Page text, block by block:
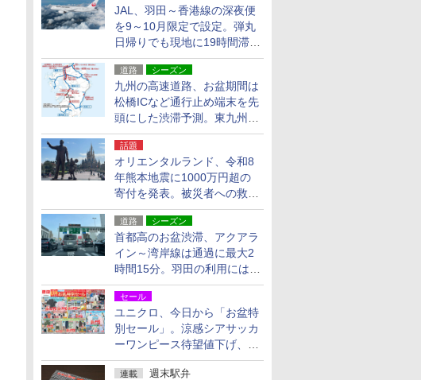
JAL、羽田～香港線の深夜便
を9～10月限定で設定。弾丸
日帰りでも現地に19時間滞在
できる
道路 シーズン
九州の高速道路、お盆期間は
松橋ICなど通行止め端末を先
頭にした渋滞予測。東九州道
への迂回は料金調整を実施
話題
オリエンタルランド、令和8
年熊本地震に1000万円超の
寄付を発表。被災者への救援
活動・復旧支援
道路 シーズン
首都高のお盆渋滞、アクアラ
イン～湾岸線は通過に最大2
時間15分。羽田の利用には
「空港西出口」の利用検討を
セール
ユニクロ、今日から「お盆特
別セール」。涼感シアサッカ
ーワンピース待望値下げ、撥
水ギアショーツは1990円に
連載 週末駅弁